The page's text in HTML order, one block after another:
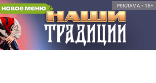
РЕКЛАМА • 18+